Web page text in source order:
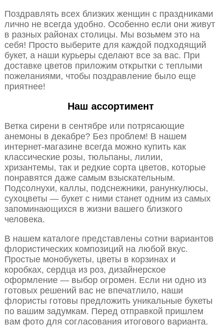
Поздравлять всех близких женщин с праздниками
лично не всегда удобно. Особенно если они живут
в разных районах столицы. Мы возьмем это на
себя! Просто выберите для каждой подходящий
букет, а наши курьеры сделают все за вас. При
доставке цветов приложим открытки с теплыми
пожеланиями, чтобы поздравление было еще
приятнее!
Наш ассортимент
Ветка сирени в сентябре или потрясающие
анемоны в декабре? Без проблем! В нашем
интернет-магазине всегда можно купить как
классические розы, тюльпаны, лилии,
хризантемы, так и редкие сорта цветов, которые
понравятся даже самым взыскательным.
Подсолнухи, каллы, подснежники, ранункулюсы,
сухоцветы — букет с ними станет одним из самых
запоминающихся в жизни вашего близкого
человека.
В нашем каталоге представлены сотни вариантов
флористических композиций на любой вкус.
Простые монобукеты, цветы в корзинах и
коробках, сердца из роз, дизайнерское
оформление — выбор огромен. Если ни одно из
готовых решений вас не впечатлило, наши
флористы готовы предложить уникальные букеты
по вашим задумкам. Перед отправкой пришлем
вам фото для согласования итогового варианта.